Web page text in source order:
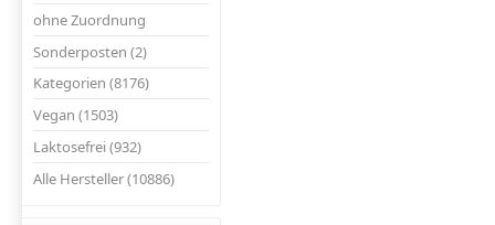
ohne Zuordnung
Sonderposten (2)
Kategorien (8176)
Vegan (1503)
Laktosefrei (932)
Alle Hersteller (10886)